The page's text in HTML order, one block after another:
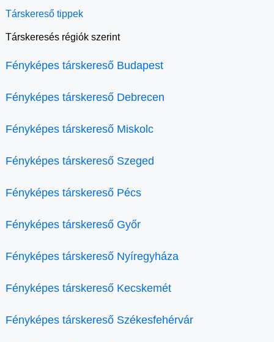
Társkereső tippek
Társkeresés régiók szerint
Fényképes társkereső Budapest
Fényképes társkereső Debrecen
Fényképes társkereső Miskolc
Fényképes társkereső Szeged
Fényképes társkereső Pécs
Fényképes társkereső Győr
Fényképes társkereső Nyíregyháza
Fényképes társkereső Kecskemét
Fényképes társkereső Székesfehérvár